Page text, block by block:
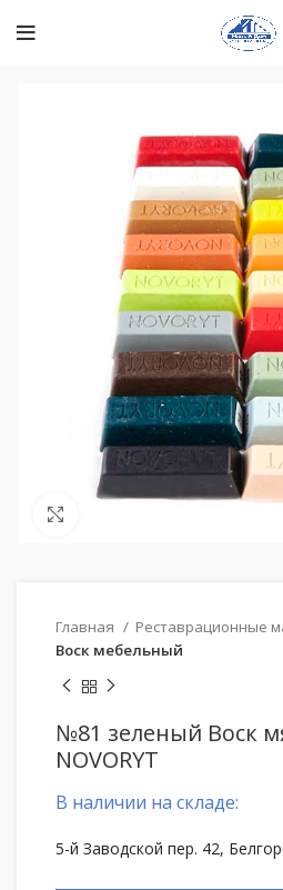
Главная
Реставрационные
Воск мебельный
№81 зеленый Воск
NOVORYT
В наличии на складе:
5-й Заводской пер. 42,